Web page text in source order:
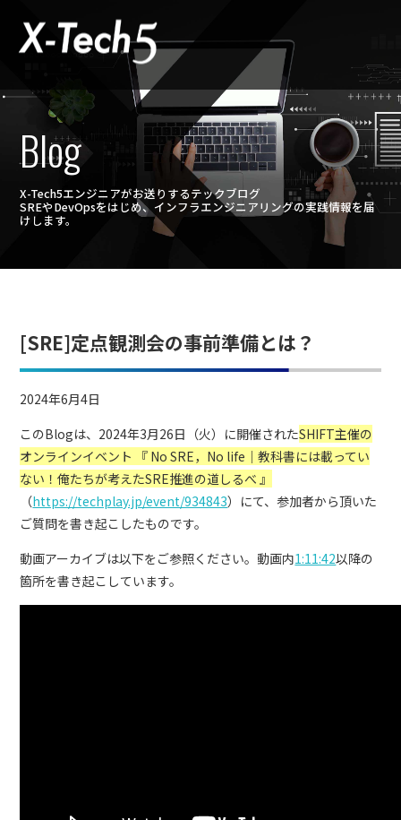
Blog
X-Tech5エンジニアがお送りするテックブログ
SREやDevOpsをはじめ、インフラエンジニアリングの実践情報を届
けします。
[SRE]定点観測会の事前準備とは？
2024年6月4日
このBlogは、2024年3月26日（火）に開催されたSHIFT主催の
オンラインイベント 『 No SRE，No life｜教科書には載ってい
ない！俺たちが考えたSRE推進の道しるべ 』
（https://techplay.jp/event/934843）にて、参加者から頂いた
ご質問を書き起こしたものです。
動画アーカイブは以下をご参照ください。動画内1:11:42以降の
箇所を書き起こしています。